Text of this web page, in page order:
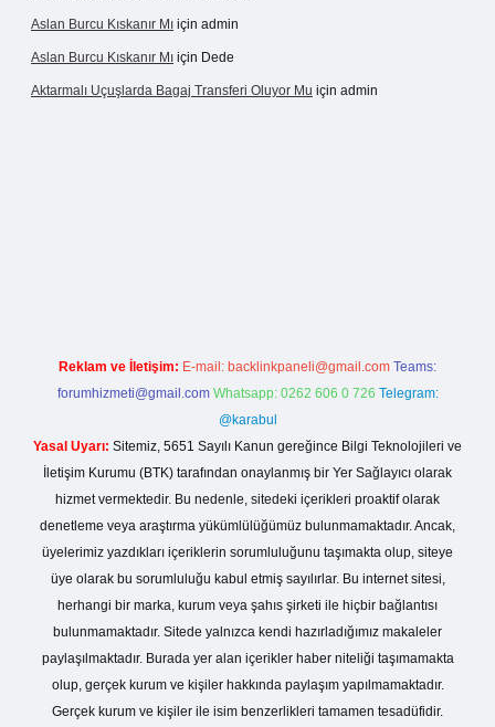
Aslan Burcu Kıskanır Mı için admin
Aslan Burcu Kıskanır Mı için Dede
Aktarmalı Uçuşlarda Bagaj Transferi Oluyor Mu için admin
Reklam ve İletişim: E-mail: backlinkpaneli@gmail.com Teams:
forumhizmeti@gmail.com Whatsapp: 0262 606 0 726 Telegram:
@karabul
Yasal Uyarı: Sitemiz, 5651 Sayılı Kanun gereğince Bilgi Teknolojileri ve
İletişim Kurumu (BTK) tarafından onaylanmış bir Yer Sağlayıcı olarak
hizmet vermektedir. Bu nedenle, sitedeki içerikleri proaktif olarak
denetleme veya araştırma yükümlülüğümüz bulunmamaktadır. Ancak,
üyelerimiz yazdıkları içeriklerin sorumluluğunu taşımakta olup, siteye
üye olarak bu sorumluluğu kabul etmiş sayılırlar. Bu internet sitesi,
herhangi bir marka, kurum veya şahıs şirketi ile hiçbir bağlantısı
bulunmamaktadır. Sitede yalnızca kendi hazırladığımız makaleler
paylaşılmaktadır. Burada yer alan içerikler haber niteliği taşımamakta
olup, gerçek kurum ve kişiler hakkında paylaşım yapılmamaktadır.
Gerçek kurum ve kişiler ile isim benzerlikleri tamamen tesadüfidir.